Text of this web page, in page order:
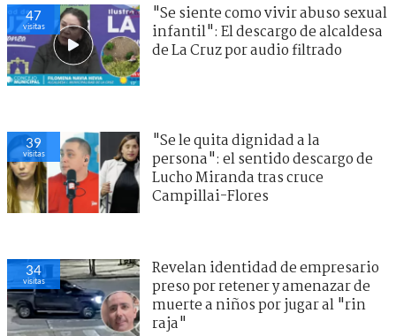
47
visitas
"Se siente como vivir abuso sexual
infantil": El descargo de alcaldesa
de La Cruz por audio filtrado
39
visitas
"Se le quita dignidad a la
persona": el sentido descargo de
Lucho Miranda tras cruce
Campillai-Flores
34
visitas
Revelan identidad de empresario
preso por retener y amenazar de
muerte a niños por jugar al "rin
raja"